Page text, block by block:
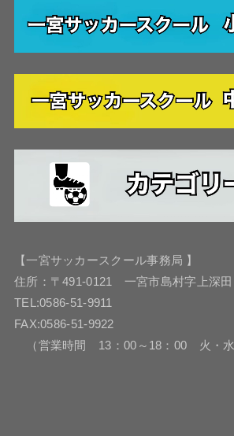
【一宮サッカースクール事務局 】
住所：〒491-0121 一宮市島村字上深田
TEL:0586-51-9911
FAX:0586-51-9922
（営業時間 13：00～18：00 火・水